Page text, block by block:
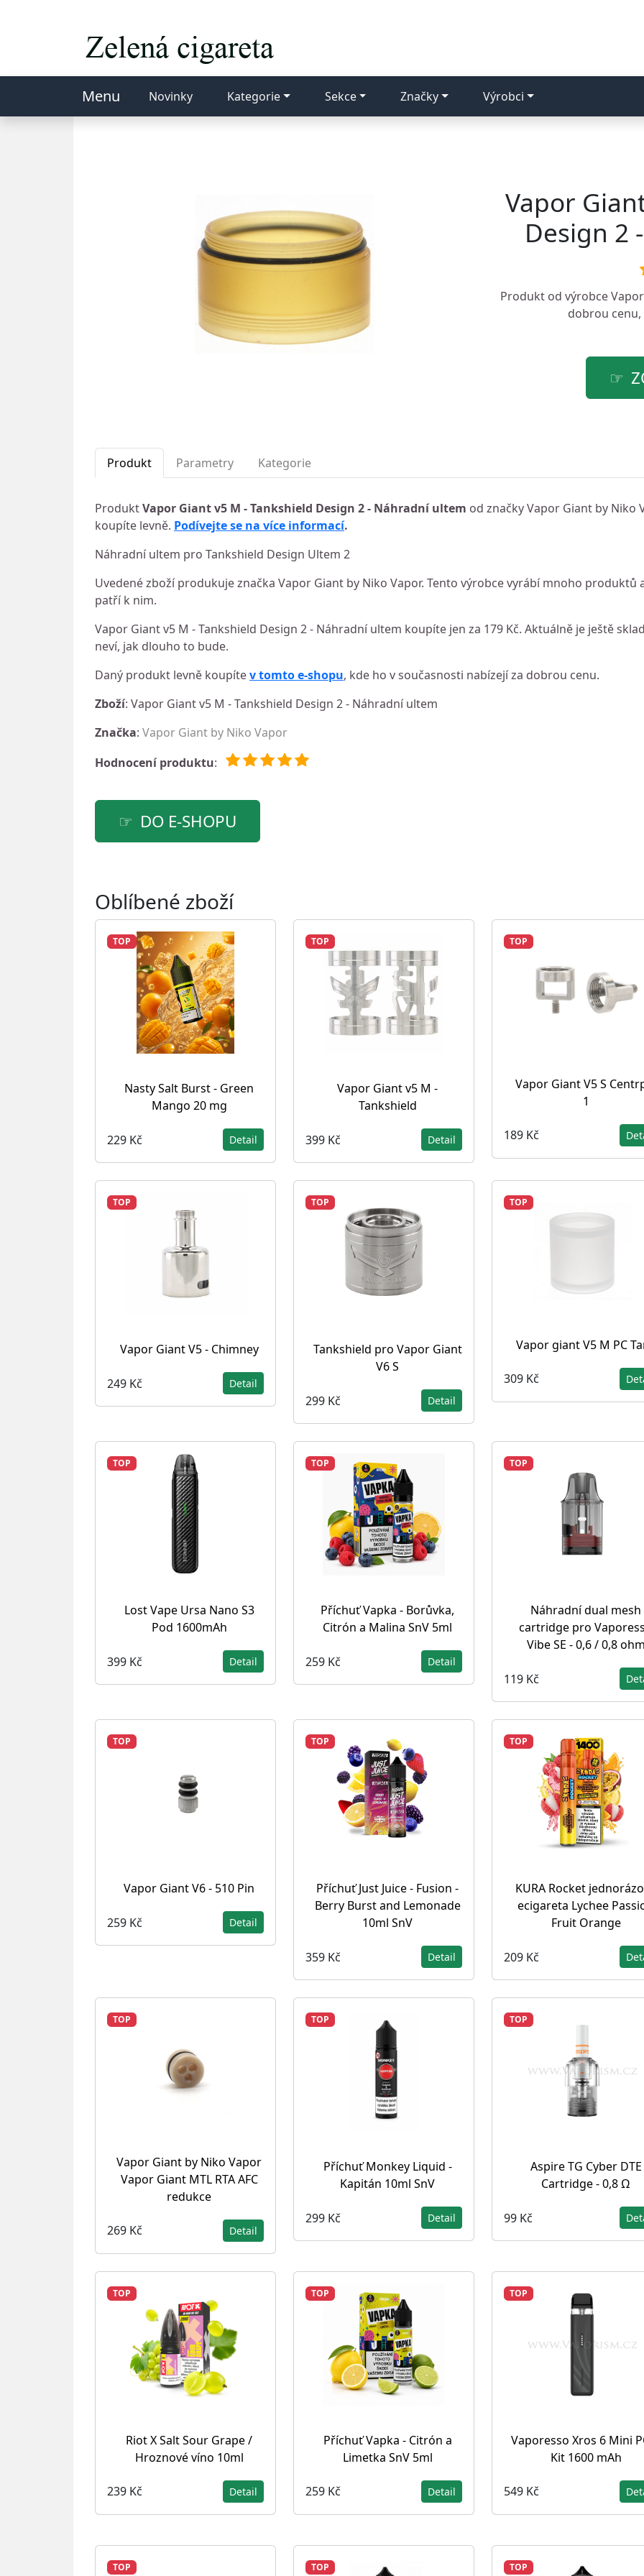
Menu Novinky Kategorie Sekce Značky Výrobci
Vapor
Design 2
Produkt od výrobce
dobrou
Produkt Parametry Kategorie
ProduktVapor Giant v5 M - Tankshield Design 2 - Náhradní ultem od značky Vapor Giant by Niko
koupíte levně. Podívejte se na více informací.
Náhradní ultem pro Tankshield Design Ultem 2
Uvedené zboží produkuje značka Vapor Giant by Niko Vapor. Tento výrobce vyrábí mnoho produktů
patří k nim.
Vapor Giant v5 M - Tankshield Design 2 - Náhradní ultem koupíte jen za 179 Kč. Aktuálně je ještě
neví, jak dlouho to bude.
Daný produkt levně koupítev tomto e-shopu, kde ho v současnosti nabízejí za dobrou cenu.
Zboží: Vapor Giant v5 M - Tankshield Design 2 - Náhradní ultem
Značka: Vapor Giant by Niko Vapor
Hodnocení produktu:
DO E-SHOPU
Oblíbené zboží
TOP
Nasty Salt Burst - Green
Mango 20 mg
229 Kč Detail
TOP
Vapor Giant v5 M -
Tankshield
399 Kč Detail
TOP
Vapor Giant V5 S
1
189 Kč
TOP
Vapor Giant V5 - Chimney
249 Kč Detail
TOP
Tankshield pro Vapor Giant
V6 S
299 Kč Detail
TOP
Vapor giant V5 M PC
309 Kč
TOP
Lost Vape Ursa Nano S3
Pod 1600mAh
399 Kč Detail
TOP
Příchuť Vapka - Borůvka,
Citrón a Malina SnV 5ml
259 Kč Detail
TOP
Náhradní dual mesh
cartridge pro
Vibe SE - 0,6 / 0,8
119 Kč
TOP
Vapor Giant V6 - 510 Pin
259 Kč Detail
TOP
Příchuť Just Juice - Fusion -
Berry Burst and Lemonade
10ml SnV
359 Kč Detail
TOP
KURA Rocket
ecigareta Lychee
Fruit Orange
209 Kč
TOP
Vapor Giant by Niko Vapor
Vapor Giant MTL RTA AFC
redukce
269 Kč Detail
TOP
Příchuť Monkey Liquid -
Kapitán 10ml SnV
299 Kč Detail
TOP
Aspire TG Cyber DTE
Cartridge - 0,8 Ω
99 Kč
TOP
Riot X Salt Sour Grape /
Hroznové víno 10ml
239 Kč Detail
TOP
Příchuť Vapka - Citrón a
Limetka SnV 5ml
259 Kč Detail
TOP
Vaporesso Xros 6 Mini
Kit 1600 mAh
549 Kč
TOP TOP TOP